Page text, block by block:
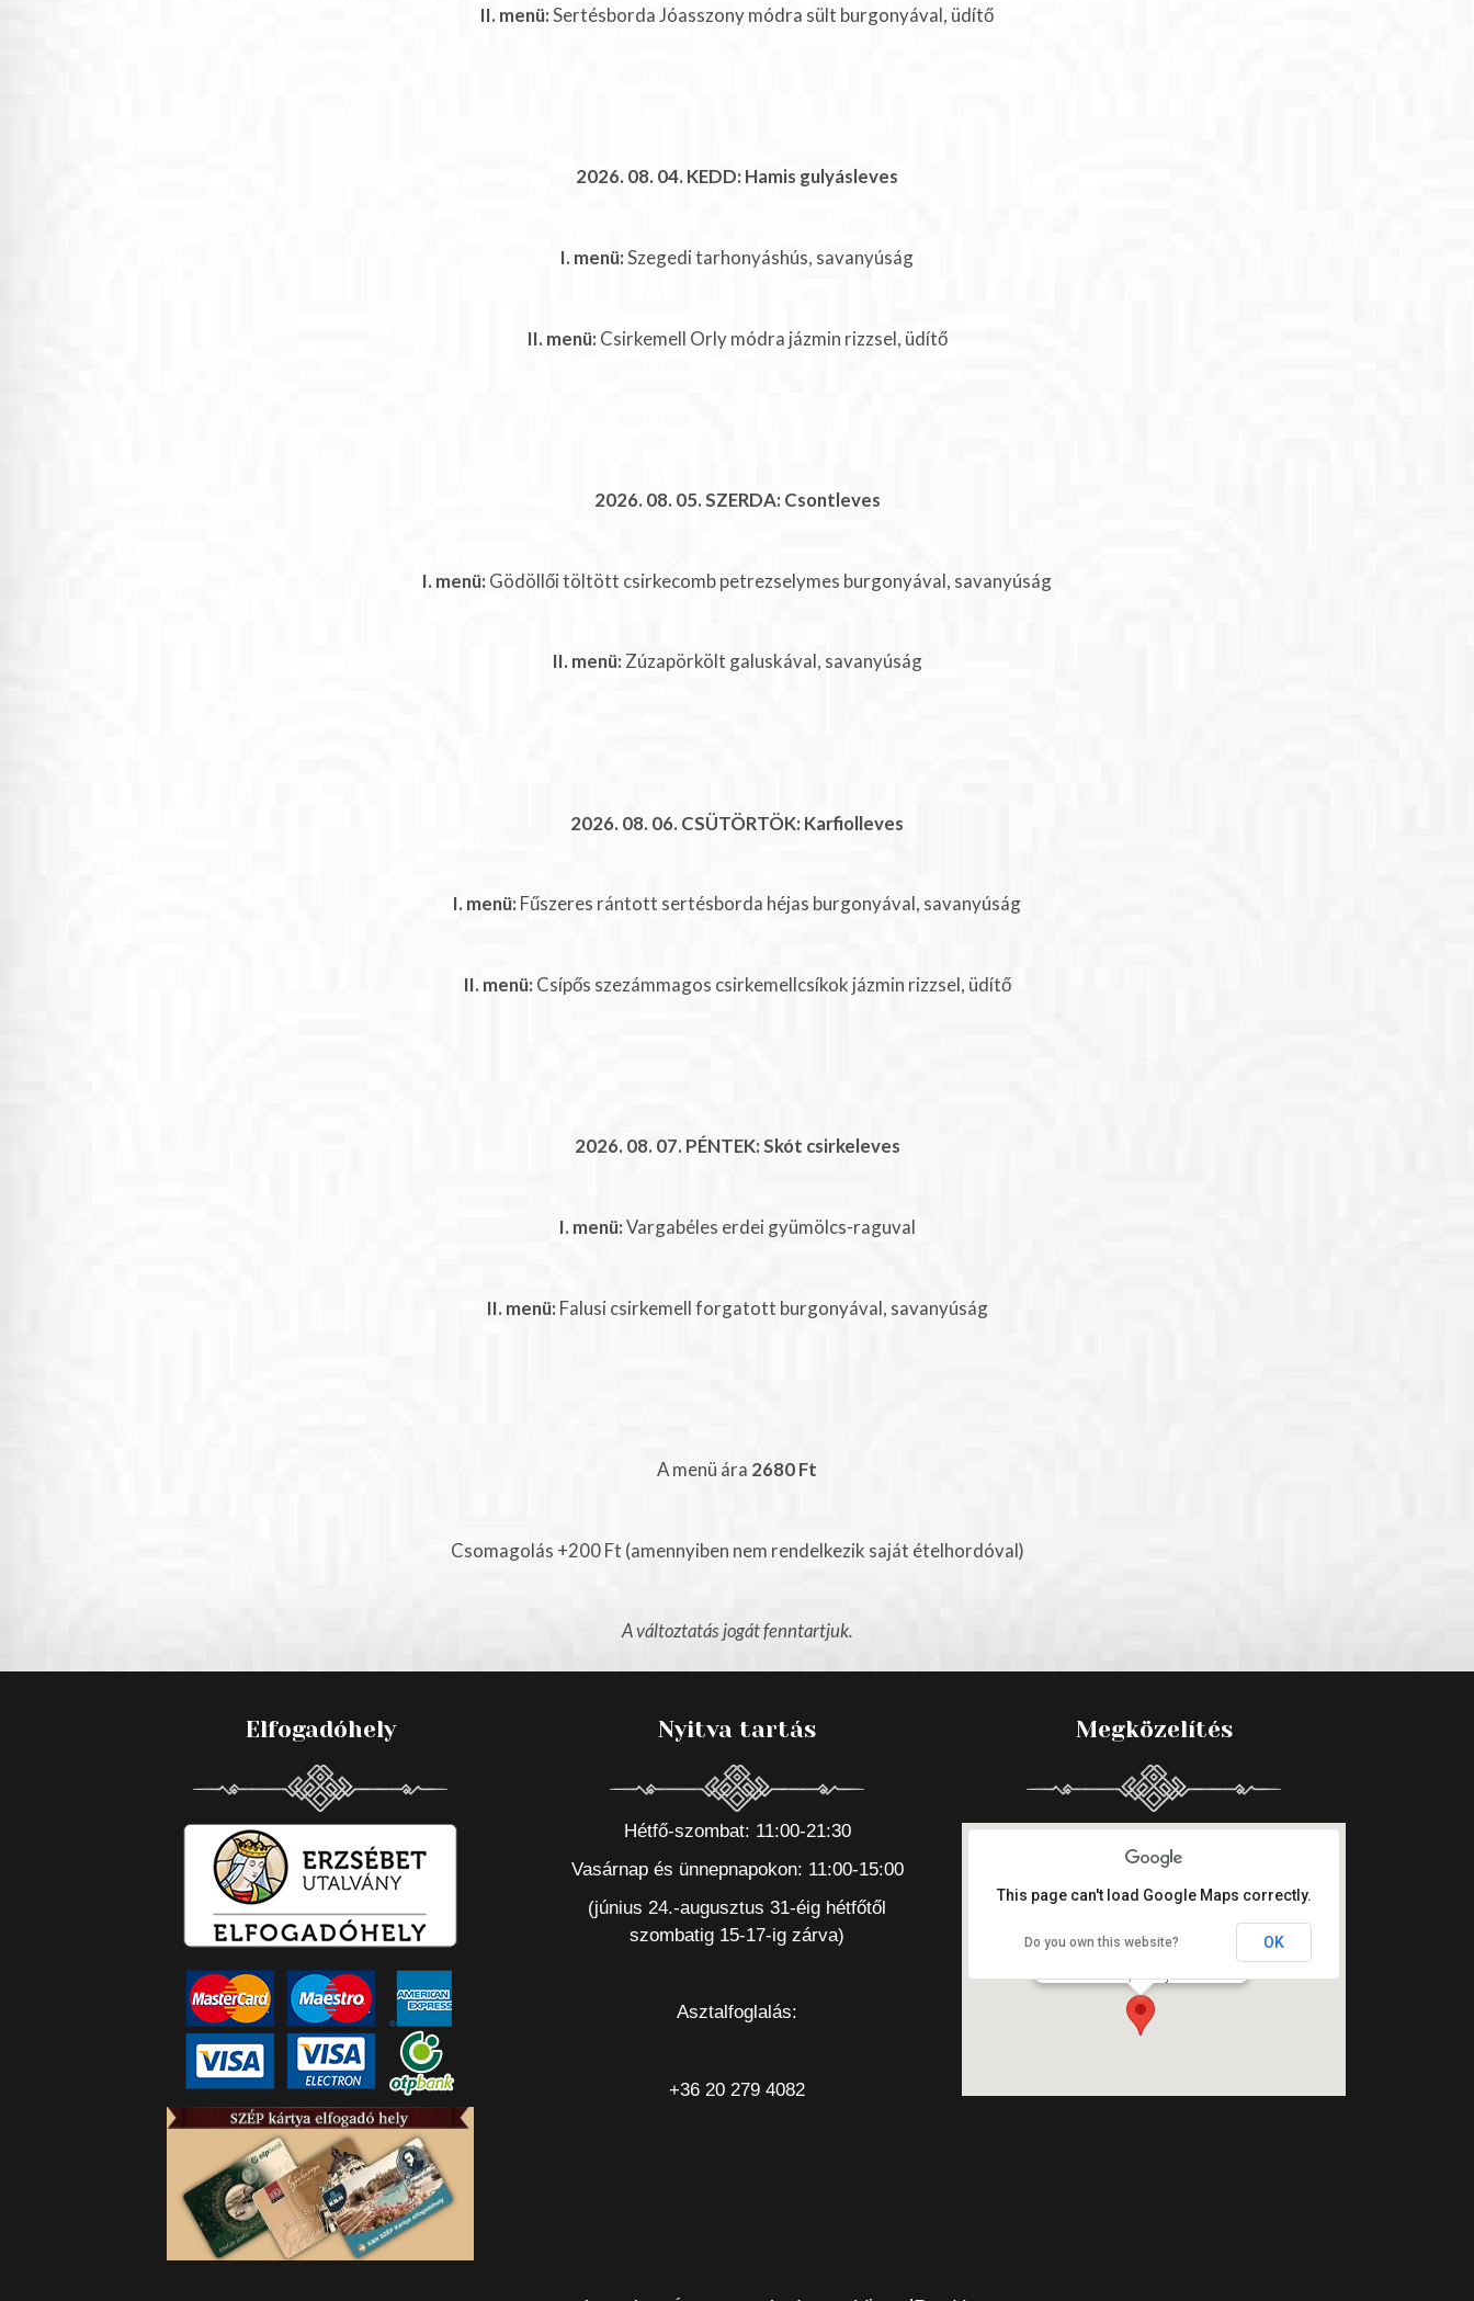
II. menü:Sertésborda Jóasszony módra sült burgonyával, üdítő
2026. 08. 04. KEDD: Hamis gulyásleves
I. menü:Szegedi tarhonyáshús, savanyúság
II. menü: Csirkemell Orly módra jázmin rizzsel, üdítő
2026. 08. 05. SZERDA: Csontleves
I. menü:Gödöllői töltött csirkecomb petrezselymes burgonyával, savanyúság
II. menü: Zúzapörkölt galuskával, savanyúság
2026. 08. 06. CSÜTÖRTÖK: Karfiolleves
I. menü: Fűszeres rántott sertésborda héjas burgonyával, savanyúság
II. menü: Csípős szezámmagos csirkemellcsíkok jázmin rizzsel, üdítő
2026. 08. 07. PÉNTEK: Skót csirkeleves
I. menü:Vargabéles erdei gyümölcs-raguval
II. menü: Falusi csirkemell forgatott burgonyával, savanyúság
A menü ára 2680 Ft
Csomagolás +200 Ft (amennyiben nem rendelkezik saját ételhordóval)
A változtatás jogát fenntartjuk.
Elfogadóhely Nyitva tartás
Hétfő-szombat: 11:00-21:30
Vasárnap és ünnepnapokon: 11:00-15:00
(június 24.-augusztus 31-éig hétfőtől
szombatig 15-17-ig zárva)
Asztalfoglalás:
+36 20 279 4082
Megközelítés
5000 Szolnok, Damjanich utca 1.
This page can't load Google Maps correctly.
Do you own this website? OK